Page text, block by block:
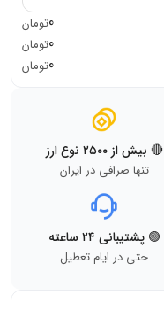
0تومان
0تومان
0تومان
🔴 بیش از ۲۵۰۰ نوع ارز
تنها صرافی در ایران
🟢 پشتیبانی ۲۴ ساعته
حتی در ایام تعطیل